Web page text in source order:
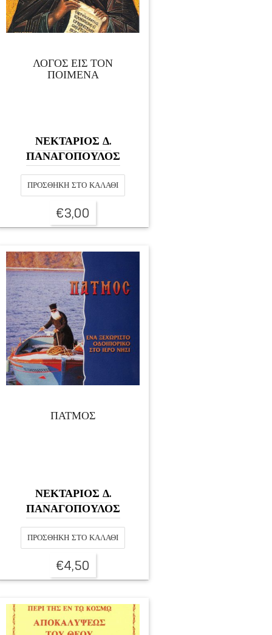
ΛΟΓΟΣ ΕΙΣ ΤΟΝ
ΠΟΙΜΕΝΑ
ΝΕΚΤΑΡΙΟΣ Δ.
ΠΑΝΑΓΟΠΟΥΛΟΣ
ΠΡΟΣΘΉΚΗ ΣΤΟ ΚΑΛΆΘΙ
€3,00
ΠΑΤΜΟΣ
ΝΕΚΤΑΡΙΟΣ Δ.
ΠΑΝΑΓΟΠΟΥΛΟΣ
ΠΡΟΣΘΉΚΗ ΣΤΟ ΚΑΛΆΘΙ
€4,50